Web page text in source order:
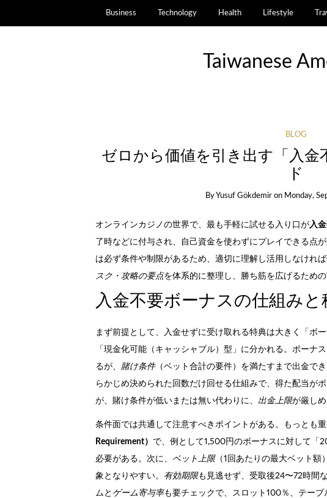
Business Technology Health Lifestyle
Taiwanese
BLOG
ゼロから価値を引き出す「入金
ド
ByYusuf Gökdemir on Monday,
オンラインカジノの世界で、最も手軽に試せる入り口が入
了時などに付与され、自己資金を使わずにプレイできる点
は必ず条件や制限があるため、適切に理解し活用しなけれ
スク・攻略の要点を体系的に整理し、勝ち筋を広げるため
入金不要ボーナスの仕組みと
まず前提として、入金せずに受け取れる特典は大きく「ボ
「現金化可能（キャッシャブル）型」に分かれる。ボーナ
るが、 賭け条件（ベット合計の要件）を満たすまで出金で
らかじめ決められた回数だけ回せる仕組みで、得た配当が
が、賭け条件が低いまたは無い代わりに、 出金上限が厳し
条件面では共通して注意すべきポイントがある。もっとも
Requirement） で、例として1,500円のボーナスに対して「
必要がある。次に、 ベット上限（1回あたりの最大ベット額
象となりやすい。 有効期限も見逃せず、受取後24〜72時間
ムと ゲーム寄与率も要チェックで、スロット100％、テー